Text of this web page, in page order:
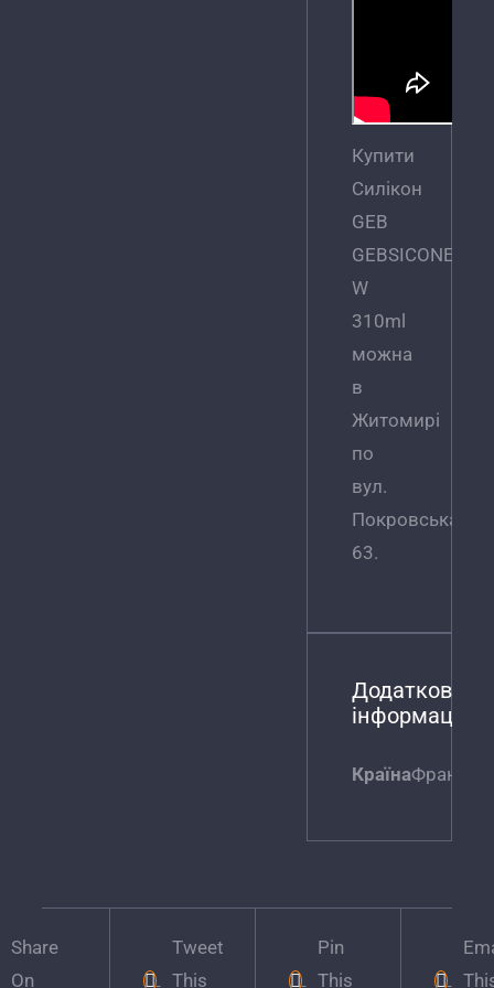
Купити
Силікон
GEB
GEBSICONE
W
310ml
можна
в
Житомирі
по
вул.
Покровська,
63.
Додаткова
інформація
КраїнаФранція
Share
On
Tweet
This
Pin
This